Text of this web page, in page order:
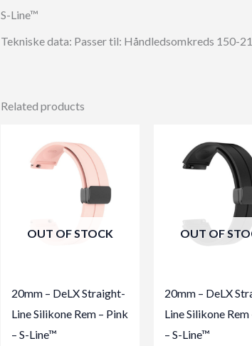
S-Line™
Tekniske data: Passer til: Håndledsomkreds 150-
Related products
OUT OF STOCK
20mm – DeLX Straight-
Line Silikone Rem – Pink
– S-Line™
OUT OF
20mm – DeLX
Line Silikone Rem
– S-Line™